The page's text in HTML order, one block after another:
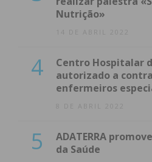
Nutrição»
14 DE ABRIL 2022
4
Centro Hospitalar
autorizado a
enfermeiros
8 DE ABRIL 2022
5
ADATERRA
da Saúde